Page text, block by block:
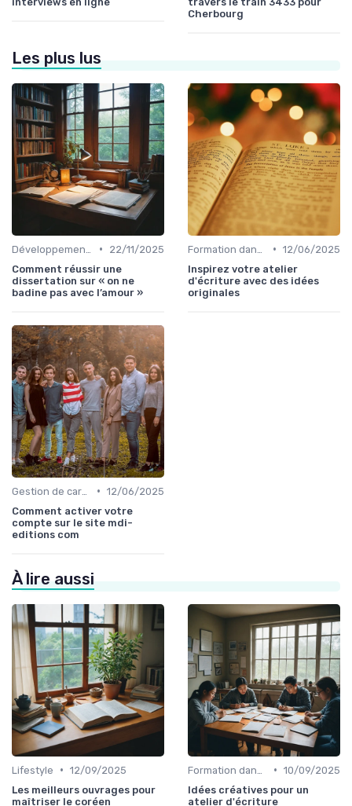
Cherbourg
Les plus lus
•
22/11/2025
Comment réussir une
dissertation sur « on ne
badine pas avec l’amour »
• 12/06/2025
Inspirez votre atelier
d'écriture avec des idées
originales
• 12/06/2025
Comment activer votre
compte sur le site mdi-
editions com
À lire aussi
Lifestyle • 12/09/2025
Les meilleurs ouvrages pour
maîtriser le coréen
• 10/09/2025
Idées créatives pour un
atelier d'écriture